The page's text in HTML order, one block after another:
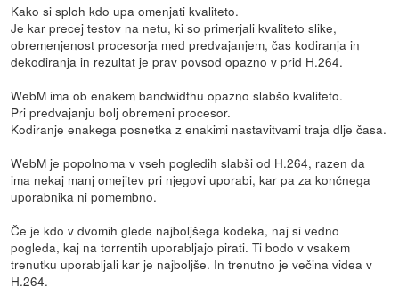
Kako si sploh kdo upa omenjati kvaliteto.
Je kar precej testov na netu, ki so primerjali kvaliteto slike,
obremenjenost procesorja med predvajanjem, čas kodiranja in
dekodiranja in rezultat je prav povsod opazno v prid H.264.
WebM ima ob enakem bandwidthu opazno slabšo kvaliteto.
Pri predvajanju bolj obremeni procesor.
Kodiranje enakega posnetka z enakimi nastavitvami traja dlje časa.
WebM je popolnoma v vseh pogledih slabši od H.264, razen da
ima nekaj manj omejitev pri njegovi uporabi, kar pa za končnega
uporabnika ni pomembno.
Če je kdo v dvomih glede najboljšega kodeka, naj si vedno
pogleda, kaj na torrentih uporabljajo pirati. Ti bodo v vsakem
trenutku uporabljali kar je najboljše. In trenutno je večina videa v
H.264.